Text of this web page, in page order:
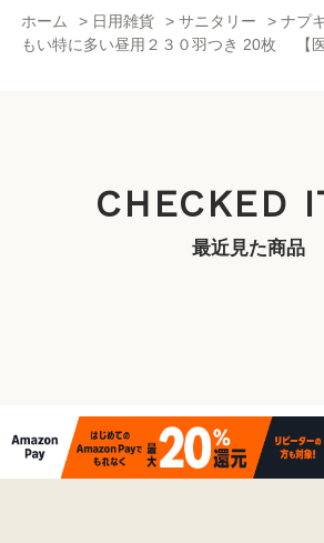
ホーム > 日用雑貨 >サニタリー > ナプ
もい特に多い昼用２３０羽つき 20枚 【医
CHECKED
最近見た商品